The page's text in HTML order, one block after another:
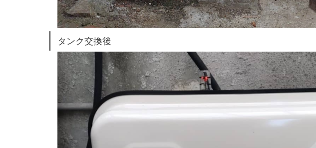
タンク交換後